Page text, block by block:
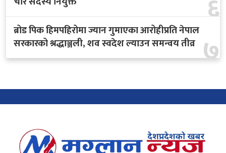
६
७
ब्रोड पिक हिमपहिरोमा ज्यान गुमाएका आरोहीप्रति नेपाल
सरकारको श्रद्धाञ्जली, शव स्वदेश ल्याउन समन्वय तीव्र